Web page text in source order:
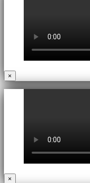
×
×